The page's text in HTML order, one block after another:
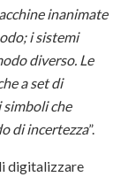
inanimate
i sistemi
diverso. Le
a set di
simboli che
di incertezza”.
digitalizzare